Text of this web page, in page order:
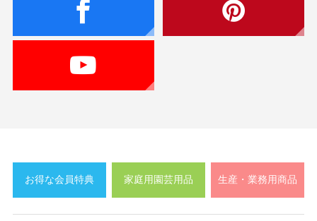
お得な会員特典 家庭用園芸用品 生産・業務用商品